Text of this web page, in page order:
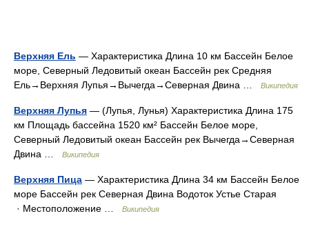
Верхняя Ель — Характеристика Длина 10 км Бассейн Белое
море, Северный Ледовитый океан Бассейн рек Средняя
Ель→Верхняя Лупья→Вычегда→Северная Двина …
Википедия
Верхняя Лупья — (Лупья, Лунья) Характеристика Длина 175
км Площадь бассейна 1520 км² Бассейн Белое море,
Северный Ледовитый океан Бассейн рек Вычегда→Северная
Двина …
Википедия
Верхняя Пица — Характеристика Длина 34 км Бассейн Белое
море Бассейн рек Северная Двина Водоток Устье Старая
· Местоположение …
Википедия